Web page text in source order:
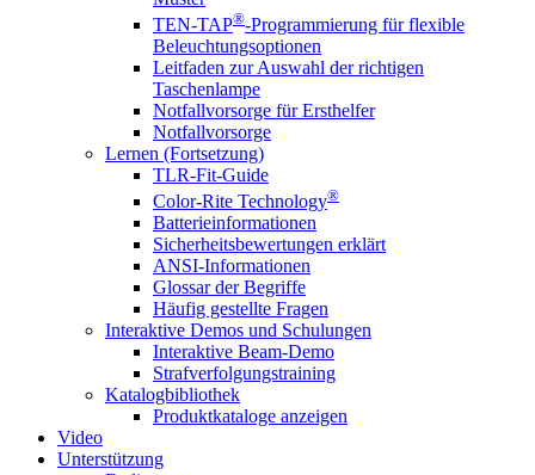
TEN-TAP®-Programmierung für flexible
Beleuchtungsoptionen
Leitfaden zur Auswahl der richtigen
Taschenlampe
Notfallvorsorge für Ersthelfer
Notfallvorsorge
Lernen (Fortsetzung)
TLR-Fit-Guide
Color-Rite Technology®
Batterieinformationen
Sicherheitsbewertungen erklärt
ANSI-Informationen
Glossar der Begriffe
Häufig gestellte Fragen
Interaktive Demos und Schulungen
Interaktive Beam-Demo
Strafverfolgungstraining
Katalogbibliothek
Produktkataloge anzeigen
Video
Unterstützung